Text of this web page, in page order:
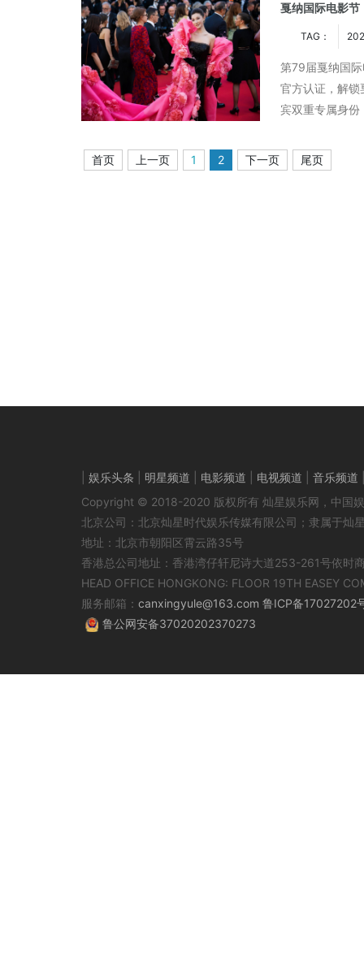
戛纳国际电影节
TAG：
第79届戛纳国
官方认证，解锁
宾双重专属身份
首页 上一页 1 2 下一页 尾页
娱乐头条 明星频道 电影频道 电视频道 音乐频道
Copyright © 2018-2020 版权所有 灿星娱乐网，中国
北京公司：北京灿星时代娱乐传媒有限公司；隶属于灿
地址：北京市朝阳区霄云路35号
香港总公司地址：香港湾仔轩尼诗大道253-261号依时
HEAD OFFICE HONGKONG: FLOOR 19TH EASEY
服务邮箱： canxingyule@163.com 鲁ICP备17027202
鲁公网安备37020202370273